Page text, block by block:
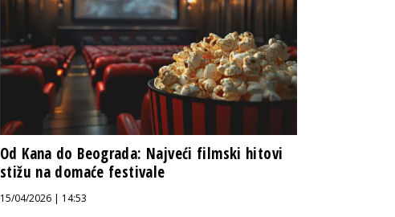
Od Kana do Beograda: Najveći filmski hitovi
stižu na domaće festivale
15/04/2026 | 14:53